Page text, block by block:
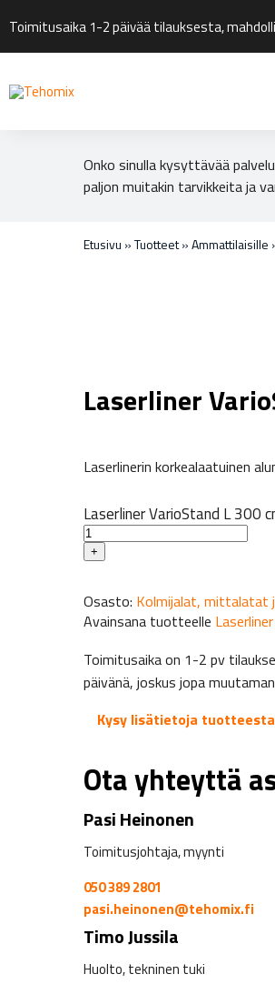
Toimitusaika 1-2 päivää tilauksesta,
Onko sinulla kysyttävää
paljon muitakin tarvikkeita ja
Etusivu »Tuotteet»Ammattilaisille
Laserliner
Laserlinerin korkealaatuinen
Laserliner VarioStand L 300
+
Osasto: Kolmijalat, mittalatat
Avainsana tuotteelle Laserliner
Toimitusaika on 1-2 pv
päivänä, joskus jopa
Kysy lisätietoja tuotteesta
Ota yhteyttä
Pasi Heinonen
Toimitusjohtaja, myynti
050 389 2801
pasi.heinonen@tehomix.fi
Timo Jussila
Huolto, tekninen tuki